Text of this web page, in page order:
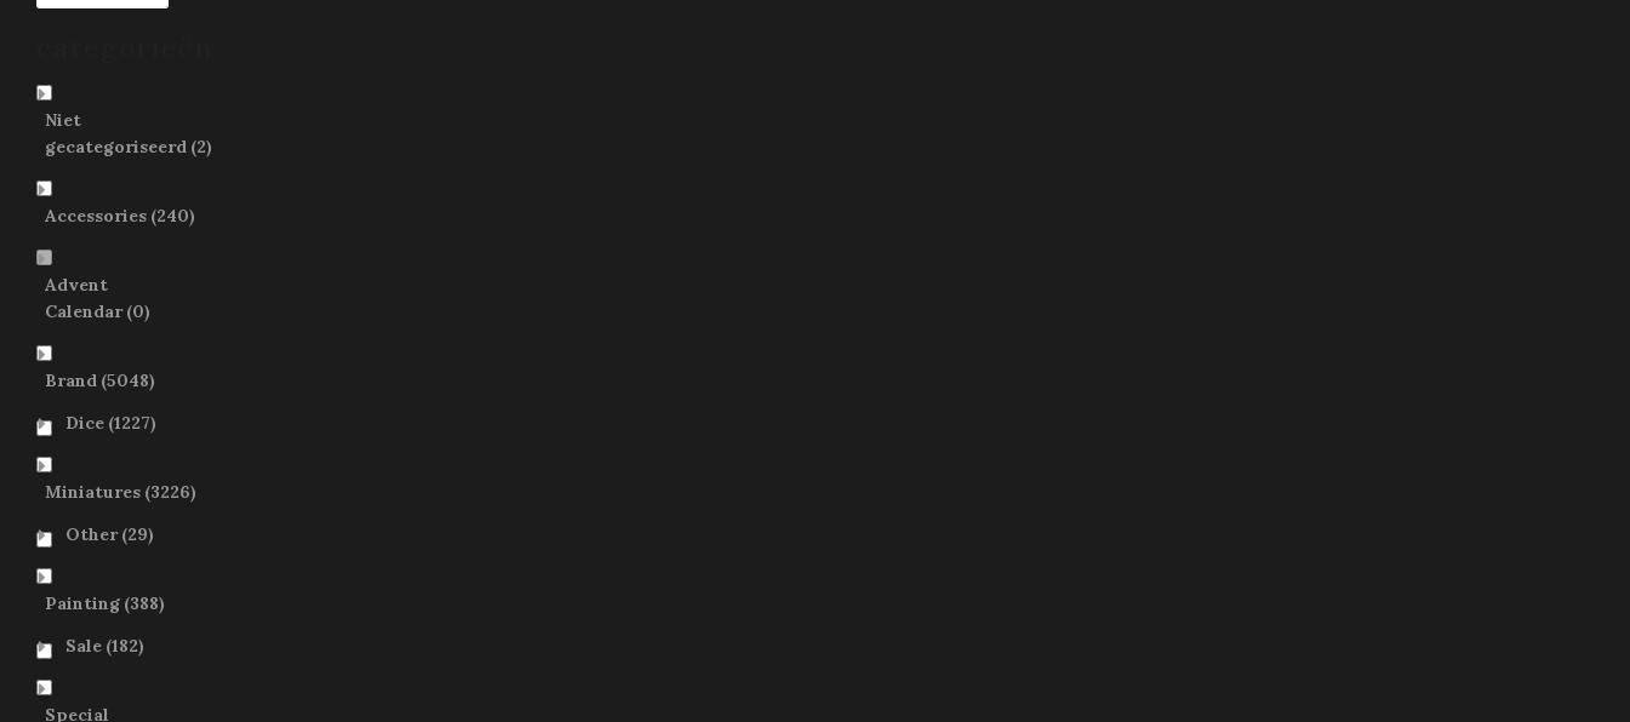
Niet
gecategoriseerd (2)
Accessories (240)
Advent
Calendar (0)
Brand (5048)
Dice (1227)
Miniatures (3226)
Other (29)
Painting (388)
Sale (182)
Special